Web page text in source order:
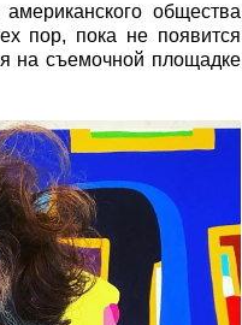
общества
пор, пока не появится
на съемочной площадке